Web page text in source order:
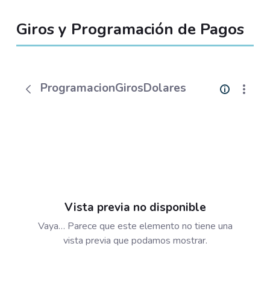
Giros y Programación de Pagos
ProgramacionGirosDolares
Vista previa no disponible
Vaya… Parece que este elemento no tiene una
vista previa que podamos mostrar.